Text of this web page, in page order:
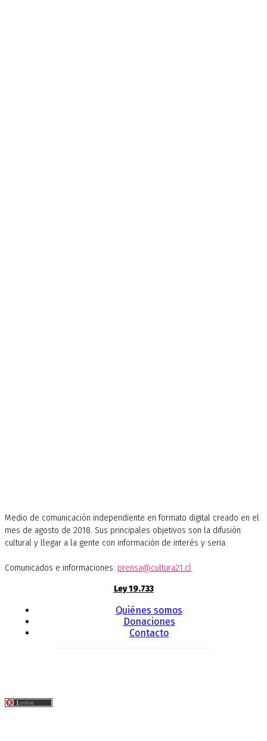
Medio de comunicación independiente en formato digital creado en el
mes de agosto de 2018. Sus principales objetivos son la difusión
cultural y llegar a la gente con información de interés y seria.
Comunicados e informaciones: prensa@cultura21.cl
Ley 19.733
Quiénes somos
Donaciones
Contacto